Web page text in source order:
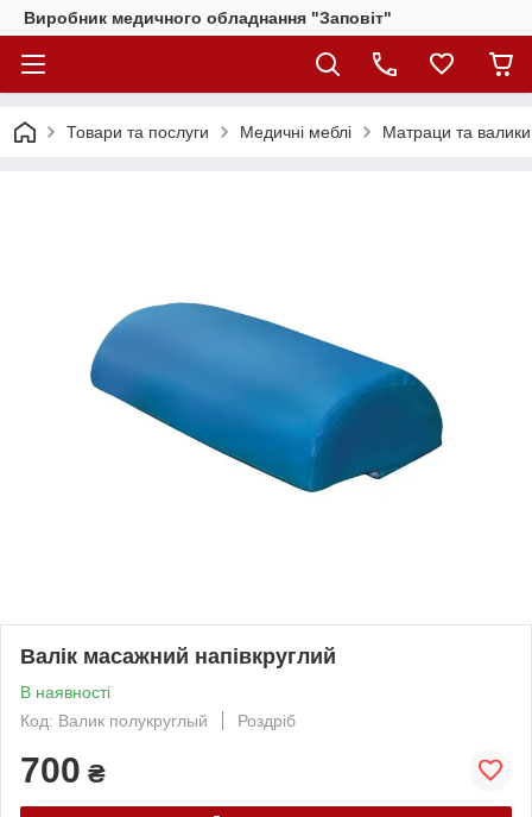
Виробник медичного обладнання "Заповіт"
Товари та послуги Медичні меблі Матраци та
Валік масажний напівкруглий
В наявності
Код: Валик полукруглый
Роздріб
700 ₴